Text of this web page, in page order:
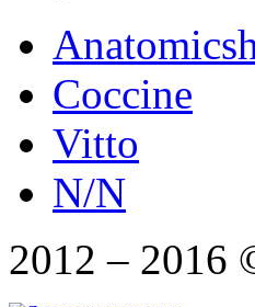
Coccine
Vitto
N/N
2012 –